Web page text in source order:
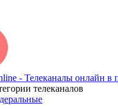
- Телеканалы онлайн в
телеканалов